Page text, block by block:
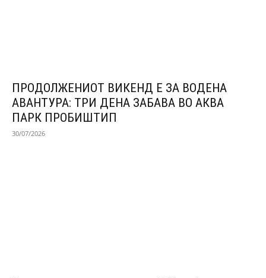
ПРОДОЛЖЕНИОТ ВИКЕНД Е ЗА ВОДЕНА
АВАНТУРА: ТРИ ДЕНА ЗАБАВА ВО АКВА
ПАРК ПРОБИШТИП
30/07/2026